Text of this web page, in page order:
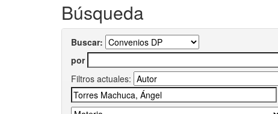
Búsqueda
Buscar:
por
Filtros actuales: